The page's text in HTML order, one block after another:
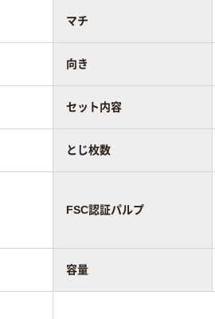
マチ
向き
セット内容
とじ枚数
FSC認証パルプ
容量